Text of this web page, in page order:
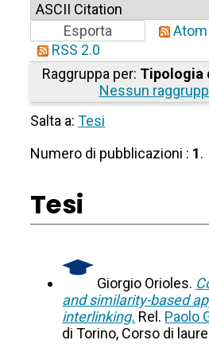
Atom
RSS 2.0
Raggruppa per: Tipologia
Nessun
Salta a:Tesi
Numero di pubblicazioni : 1.
Tesi
Giorgio Orioles.
and similarity-based
interlinking. Rel. Paolo
di Torino, Corso di